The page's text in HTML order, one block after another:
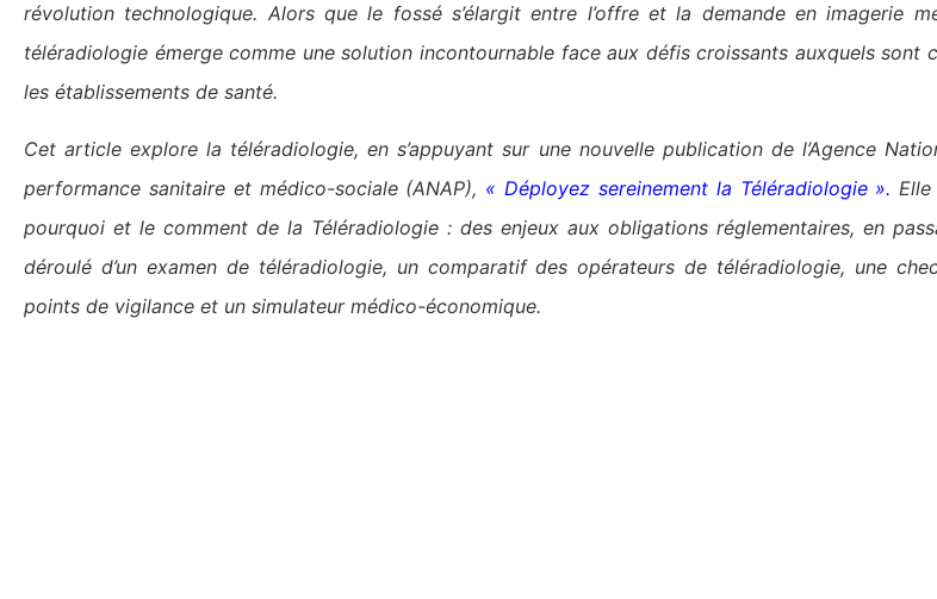
révolution technologique. Alors que le fossé s’élargit entre l’offre et la demande en imagerie
téléradiologie émerge comme une solution incontournable face aux défis croissants auxquels sont
les établissements de santé.
Cet article explore la téléradiologie, en s’appuyant sur une nouvelle publication de l’Agence
performance sanitaire et médico-sociale (ANAP), « Déployez sereinement la Téléradiologie ».
pourquoi et le comment de la Téléradiologie : des enjeux aux obligations réglementaires, en
déroulé d’un examen de téléradiologie, un comparatif des opérateurs de téléradiologie, une
points de vigilance et un simulateur médico-économique.